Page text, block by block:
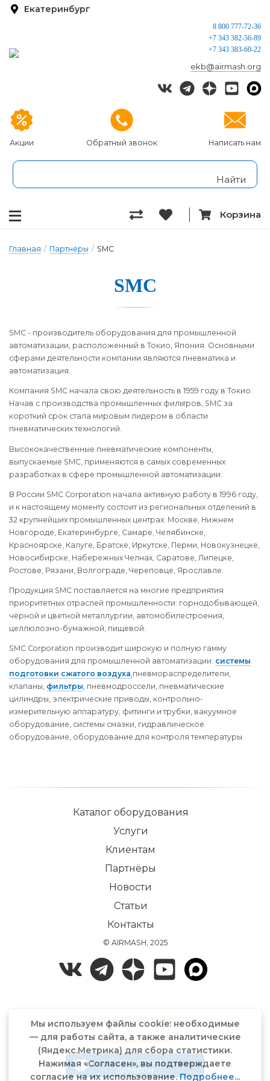
Екатеринбург
Акции Обратный звонок Написать нам
8 800 777-72-36
+7 343 382-56-89
+7 343 383-60-22
ekb@airmash.org
Корзина
Главная / Партнёры / SMC
SMC
SMC - производитель оборудования для промышленной
автоматизации, расположенный в Токио, Япония. Основными
сферами деятельности компании являются пневматика и
автоматизация.
Компания SMC начала свою деятельность в 1959 году в Токио.
Начав с производства промышленных фильтров, SMC за
короткий срок стала мировым лидером в области
пневматических технологий.
Высококачественные пневматические компоненты,
выпускаемые SMC, применяются в самых современных
разработках в сфере промышленной автоматизации.
В России SMC Corporation начала активную работу в 1996 году,
и к настоящему моменту состоит из региональных отделений в
32 крупнейших промышленных центрах: Москве, Нижнем
Новгороде, Екатеринбурге, Самаре, Челябинске,
Красноярске, Калуге, Братске, Иркутске, Перми, Новокузнецке,
Новосибирске, Набережных Челнах, Саратове, Липецке,
Ростове, Рязани, Волгограде, Череповце, Ярославле.
Продукция SMC поставляется на многие предприятия
приоритетных отраслей промышленности: горнодобывающей,
чёрной и цветной металлургии, автомобилестроения,
целлюлозно-бумажной, пищевой.
SMC Corporation производит широкую и полную гамму
оборудования для промышленной автоматизации: системы
подготовки сжатого воздуха,пневмораспределители,
клапаны, фильтры, пневмодроссели, пневматические
цилиндры, электрические приводы, контрольно-
измерительную аппаратуру, фитинги и трубки, вакуумное
оборудование, системы смазки, гидравлическое
оборудование, оборудование для контроля температуры.
© AIRMASH, 2025
Каталог оборудования
Услуги
Клиентам
Партнёры
Новости
Статьи
Контакты
Политика конфиденциальности
Договор-оферта
Стать нашим
дилером
Мы используем файлы cookie: необходимые
— для работы сайта, а также аналитические
(Яндекс.Метрика) для сбора статистики.
Нажимая «Согласен», вы подтверждаете
согласие на их использование.Подробнее...